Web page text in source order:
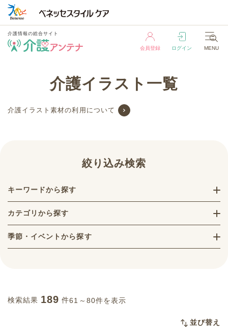
介護情報の総合サイト
会員登録 ログイン MENU
ログイン
介護イラスト一覧
介護イラスト素材の利用について
絞り込み検索
キーワードから探す
カテゴリから探す
季節・イベントから探す
検索結果 189 件61～80件を表示
並び替え